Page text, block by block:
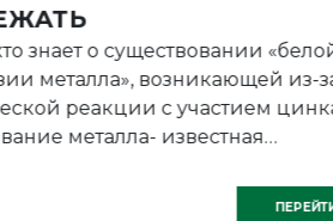
о существовании «белой
возникающей из-за
с участием цинка.
известная